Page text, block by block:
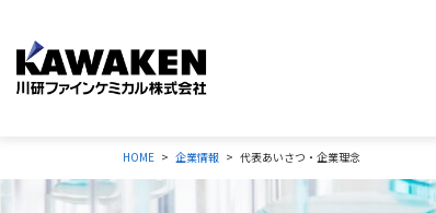
HOME 企業情報 代表あいさつ・企業理念